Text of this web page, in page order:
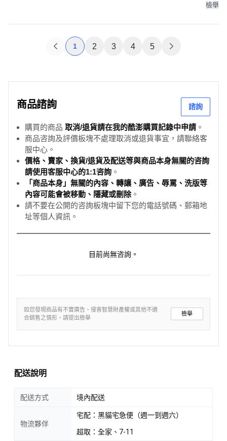
檢舉
1 2 3 4 5
商品諮詢 諮詢
購買的商品 取消/退貨請在我的酷澎購買記錄中申請 。
商品咨詢及評價板塊不處理取消或退貨事宜，請聯絡客
服中心。
價格、賣家、換貨/退貨及配送等與商品本身無關的咨詢
請使用客服中心的1:1咨詢 。
「商品本身」無關的內容、轉讓、廣告、辱罵、洗版等
內容可能會被移動、隱藏或刪除。
請不要在公開的咨詢板塊中留下您的電話號碼、郵箱地
址等個人資訊。
目前尚無咨詢。
如您發現商品有不實廣告、侵害智慧財產權或其他不適
合銷售之情形，請提出檢舉
檢舉
配送說明
配送方式 境內配送
物流夥伴
宅配：黑貓宅急便（週一到週六）
超取：全家、7-11